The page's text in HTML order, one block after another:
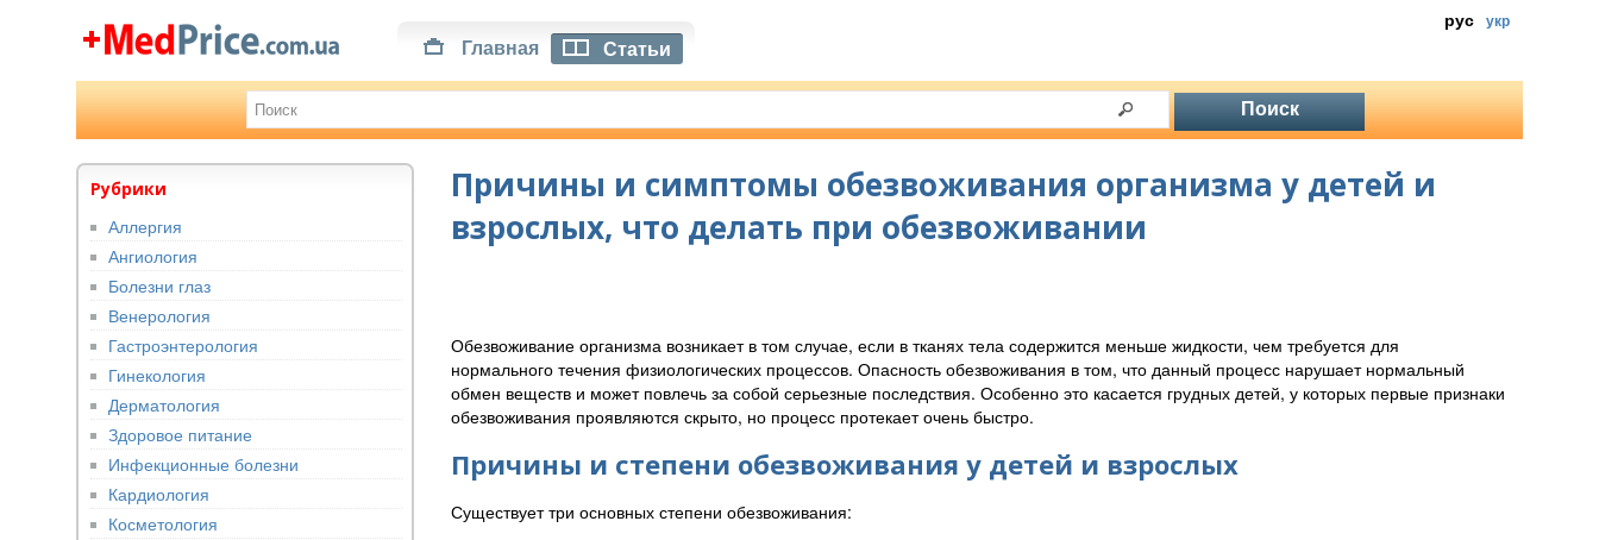
рус укр
Главная Статьи
Причины и симптомы обезвоживания организма у детей и
взрослых, что делать при обезвоживании
Обезвоживание организма возникает в том случае, если в тканях тела содержится меньше жидкости, чем требуется для
нормального течения физиологических процессов. Опасность обезвоживания в том, что данный процесс нарушает нормальный
обмен веществ и может повлечь за собой серьезные последствия. Особенно это касается грудных детей, у которых первые признаки
обезвоживания проявляются скрыто, но процесс протекает очень быстро.
Причины и степени обезвоживания у детей и взрослых
Существует три основных степени обезвоживания:
Рубрики
Аллергия
Ангиология
Болезни глаз
Венерология
Гастроэнтерология
Гинекология
Дерматология
Здоровое питание
Инфекционные болезни
Кардиология
Косметология